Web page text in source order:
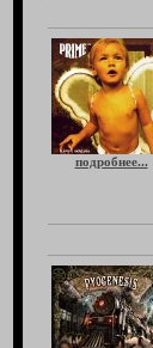
подробнее...